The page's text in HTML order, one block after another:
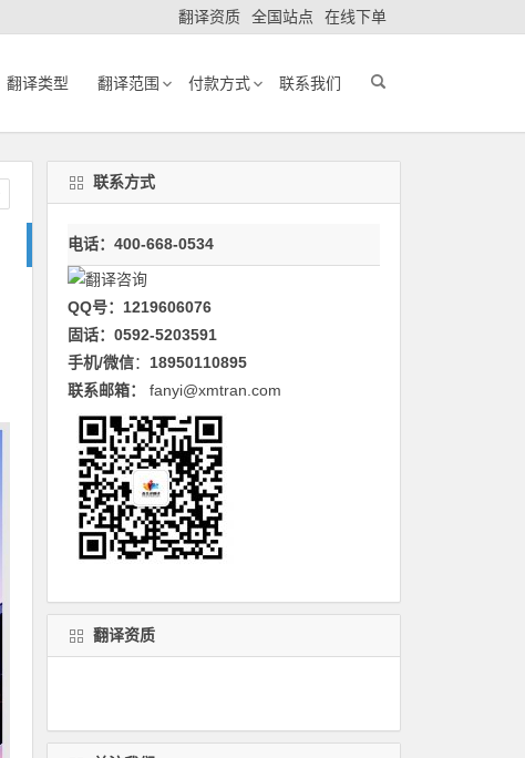
翻译资质 全国站点 在线下单
翻译类型 翻译范围 付款方式 联系我们
联系方式
电话：400-668-0534
QQ号：1219606076
固话：0592-5203591
手机/微信： 18950110895
联系邮箱： fanyi@xmtran.com
翻译资质